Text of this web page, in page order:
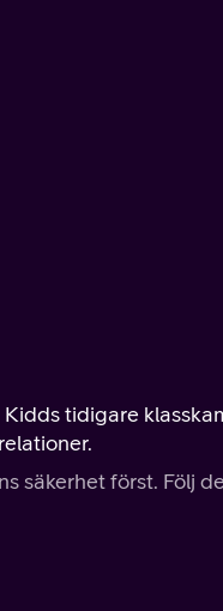
tidigare
säkerhet först. Följ